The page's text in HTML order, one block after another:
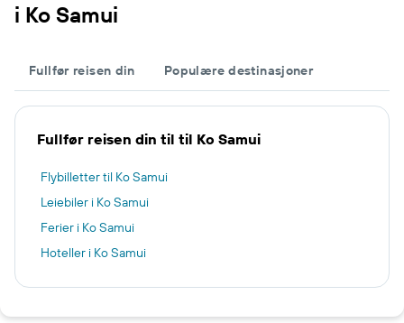
i Ko Samui
Fullfør reisen din Populære destinasjoner
Fullfør reisen din til til Ko Samui
Flybilletter til Ko Samui
Leiebiler i Ko Samui
Ferier i Ko Samui
Hoteller i Ko Samui